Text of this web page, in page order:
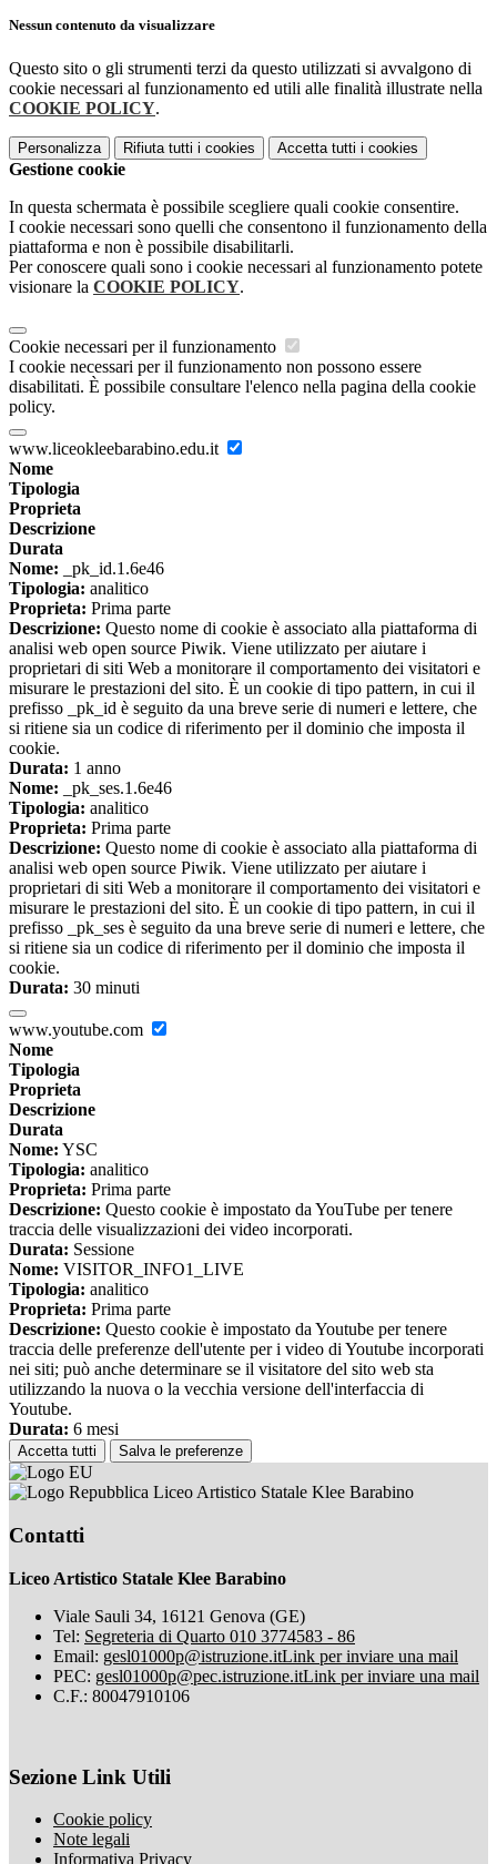
Nessun contenuto da visualizzare
Questo sito o gli strumenti terzi da questo utilizzati si avvalgono di
cookie necessari al funzionamento ed utili alle finalità illustrate nella
COOKIE POLICY.
Personalizza Rifiuta tutti i cookies Accetta tutti i cookies
Gestione cookie
In questa schermata è possibile scegliere quali cookie consentire.
I cookie necessari sono quelli che consentono il funzionamento della
piattaforma e non è possibile disabilitarli.
Per conoscere quali sono i cookie necessari al funzionamento potete
visionare la COOKIE POLICY.
Cookie necessari per il funzionamento
I cookie necessari per il funzionamento non possono essere
disabilitati. È possibile consultare l'elenco nella pagina della cookie
policy.
www.liceokleebarabino.edu.it
Nome
Tipologia
Proprieta
Descrizione
Durata
Nome: _pk_id.1.6e46
Tipologia: analitico
Proprieta: Prima parte
Descrizione: Questo nome di cookie è associato alla piattaforma di
analisi web open source Piwik. Viene utilizzato per aiutare i
proprietari di siti Web a monitorare il comportamento dei visitatori e
misurare le prestazioni del sito. È un cookie di tipo pattern, in cui il
prefisso _pk_id è seguito da una breve serie di numeri e lettere, che
si ritiene sia un codice di riferimento per il dominio che imposta il
cookie.
Durata: 1 anno
Nome: _pk_ses.1.6e46
Tipologia: analitico
Proprieta: Prima parte
Descrizione: Questo nome di cookie è associato alla piattaforma di
analisi web open source Piwik. Viene utilizzato per aiutare i
proprietari di siti Web a monitorare il comportamento dei visitatori e
misurare le prestazioni del sito. È un cookie di tipo pattern, in cui il
prefisso _pk_ses è seguito da una breve serie di numeri e lettere, che
si ritiene sia un codice di riferimento per il dominio che imposta il
cookie.
Durata: 30 minuti
www.youtube.com
Nome
Tipologia
Proprieta
Descrizione
Durata
Nome: YSC
Tipologia: analitico
Proprieta: Prima parte
Descrizione: Questo cookie è impostato da YouTube per tenere
traccia delle visualizzazioni dei video incorporati.
Durata: Sessione
Nome: VISITOR_INFO1_LIVE
Tipologia: analitico
Proprieta: Prima parte
Descrizione: Questo cookie è impostato da Youtube per tenere
traccia delle preferenze dell'utente per i video di Youtube incorporati
nei siti; può anche determinare se il visitatore del sito web sta
utilizzando la nuova o la vecchia versione dell'interfaccia di
Youtube.
Durata: 6 mesi
Accetta tutti Salva le preferenze
Liceo Artistico Statale Klee Barabino
Contatti
Liceo Artistico Statale Klee Barabino
Viale Sauli 34, 16121 Genova (GE)
Tel: Segreteria di Quarto 010 3774583 - 86
Email: gesl01000p@istruzione.itLink per inviare una mail
PEC: gesl01000p@pec.istruzione.itLink per inviare una mail
C.F.: 80047910106
Sezione Link Utili
Cookie policy
Note legali
Informativa Privacy